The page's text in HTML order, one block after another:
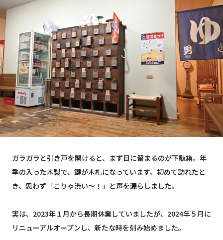
ガラガラと引き戸を開けると、まず目に留まるのが下駄箱。年
季の入った木製で、鍵が木札になっています。初めて訪れたと
き、思わず「こりゃ渋い～！」と声を漏らしました。
実は、2023年１月から長期休業していましたが、2024年５月に
リニューアルオープンし、新たな時を刻み始めました。